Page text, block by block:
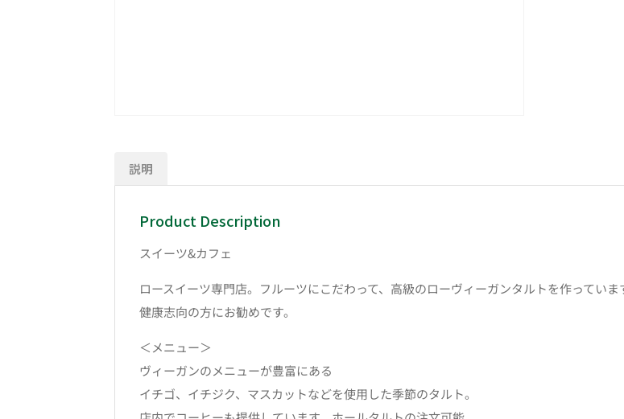
説明
Product Description
スイーツ&カフェ
ロースイーツ専門店。フルーツにこだわって、高級のローヴィーガンタルトを作っていま
健康志向の方にお勧めです。
＜メニュー＞
ヴィーガンのメニューが豊富にある
イチゴ、イチジク、マスカットなどを使用した季節のタルト。